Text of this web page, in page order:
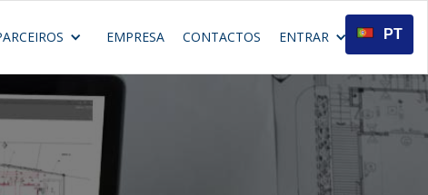
EMPRESA CONTACTOS ENTRAR PT